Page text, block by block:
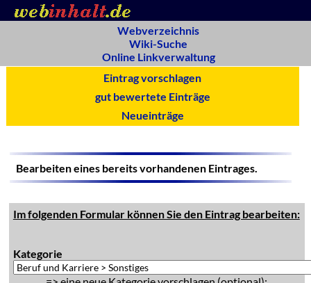
Webverzeichnis
Wiki-Suche
Online Linkverwaltung
Eintrag vorschlagen
gut bewertete Einträge
Neueinträge
Bearbeiten eines bereits vorhandenen Eintrages.
Im folgenden Formular können Sie den Eintrag bearbeiten:
Kategorie